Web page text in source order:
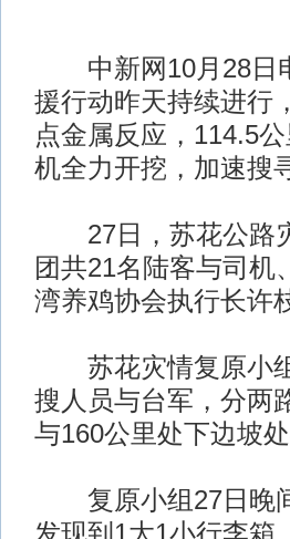
中新网10月28日电
援行动昨天持续进行
点金属反应，114.5
机全力开挖，加速搜
27日，苏花公路灾
团共21名陆客与司机
湾养鸡协会执行长许
苏花灾情复原小组
搜人员与台军，分两
与160公里处下边坡
复原小组27日晚间